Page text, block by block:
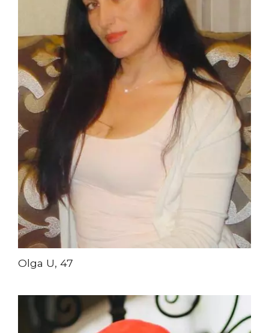
Olga U, 47